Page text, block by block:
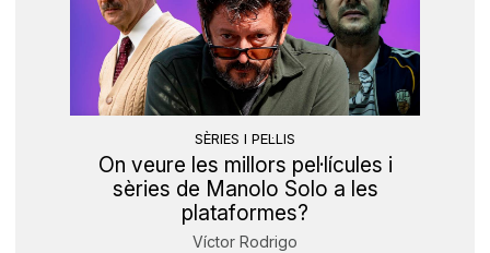
SÈRIES I PEL·LIS
On veure les millors pel·lícules i
sèries de Manolo Solo a les
plataformes?
Víctor Rodrigo